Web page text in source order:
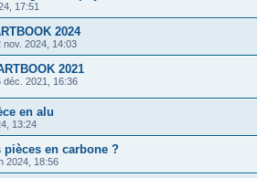
17:51
2024
nov. 2024, 14:03
2021
déc. 2021, 16:36
en alu
13:24
en carbone ?
2024, 18:56